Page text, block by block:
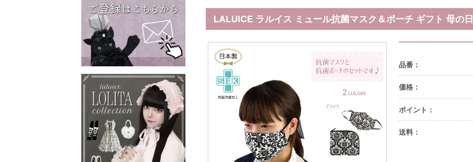
LALUICE ラルイス ミュール抗菌マスク＆ポーチ ギフト 母の日
品番：
価格：
ポイント：
送料：